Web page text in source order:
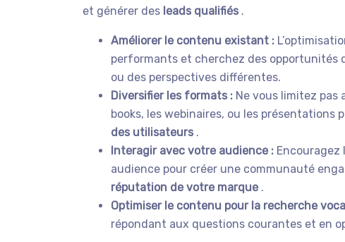
et générer des leads qualifiés .
Améliorer le contenu existant :
performants et cherchez des opportunités
ou des perspectives différentes.
Diversifier les formats : Ne vous limitez pas
books, les webinaires, ou les présentations
des utilisateurs .
Interagir avec votre audience : Encouragez
audience pour créer une communauté
réputation de votre marque .
Optimiser le contenu pour la recherche
répondant aux questions courantes et en